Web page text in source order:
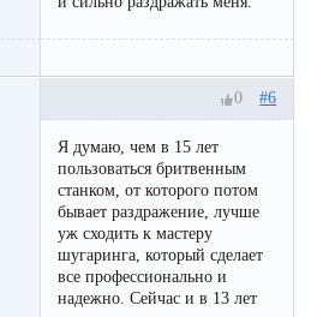
#6
0
Я думаю, чем в 15 лет
пользоваться бритвенным
станком, от которого потом
бывает раздражение, лучше
уж сходить к мастеру
шугаринга, который сделает
все профессионально и
надежно. Сейчас и в 13 лет